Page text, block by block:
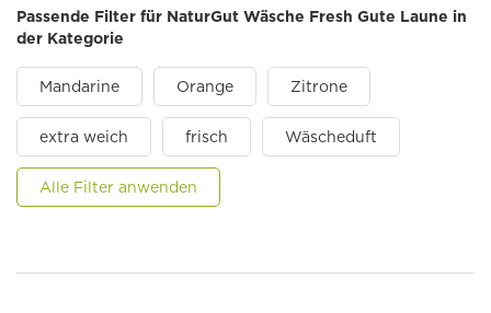
Passende Filter für NaturGut Wäsche Fresh Gute Laune in
der Kategorie
Mandarine Orange Zitrone
extra weich frisch Wäscheduft
Alle Filter anwenden